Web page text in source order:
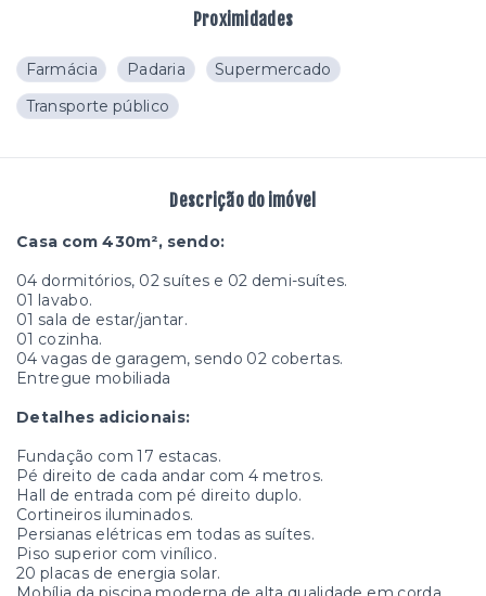
Proximidades
Farmácia Padaria
Supermercado
Transporte público
Descrição do imóvel
Casa com 430m², sendo:
04 dormitórios, 02 suítes e 02 demi-suítes.
01 lavabo.
01 sala de estar/jantar.
01 cozinha.
04 vagas de garagem, sendo 02 cobertas.
Entregue mobiliada
Detalhes adicionais:
Fundação com 17 estacas.
Pé direito de cada andar com 4 metros.
Hall de entrada com pé direito duplo.
Cortineiros iluminados.
Persianas elétricas em todas as suítes.
Piso superior com vinílico.
20 placas de energia solar.